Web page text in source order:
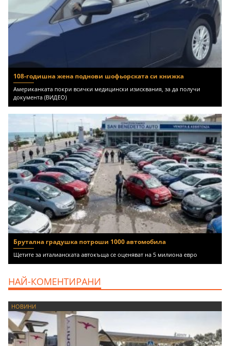
108-годишна жена поднови шофьорската си книжка
Американката покри всички медицински изисквания, за да получи
документа (ВИДЕО)
Брутална градушка потроши 1000 автомобила
Щетите за италианската автокъща се оценяват на 5 милиона евро
НАЙ-КОМЕНТИРАНИ
НОВИНИ